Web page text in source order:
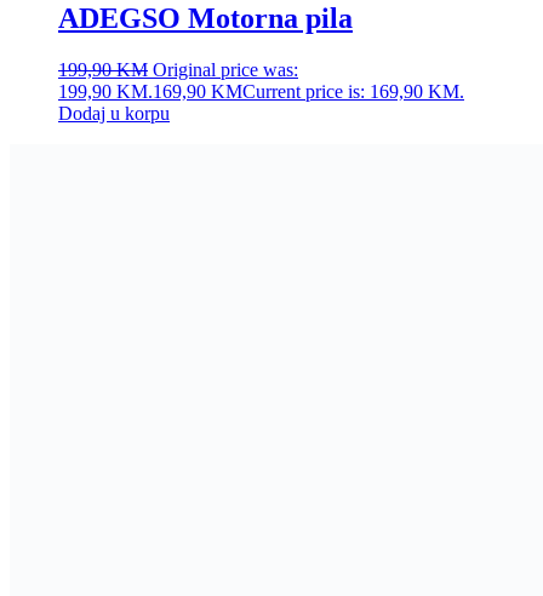
ADEGSO Motorna pila
199,90KM Original price was:
199,90 KM.169,90 KMCurrent price is: 169,90 KM.
Dodaj u korpu